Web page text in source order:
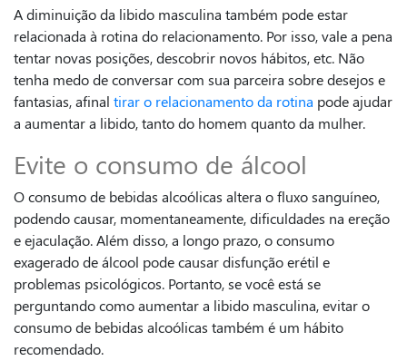
A diminuição da libido masculina também pode estar
relacionada à rotina do relacionamento. Por isso, vale a pena
tentar novas posições, descobrir novos hábitos, etc. Não
tenha medo de conversar com sua parceira sobre desejos e
fantasias, afinal tirar o relacionamento da rotina pode ajudar
a aumentar a libido, tanto do homem quanto da mulher.
Evite o consumo de álcool
O consumo de bebidas alcoólicas altera o fluxo sanguíneo,
podendo causar, momentaneamente, dificuldades na ereção
e ejaculação. Além disso, a longo prazo, o consumo
exagerado de álcool pode causar disfunção erétil e
problemas psicológicos. Portanto, se você está se
perguntando como aumentar a libido masculina, evitar o
consumo de bebidas alcoólicas também é um hábito
recomendado.